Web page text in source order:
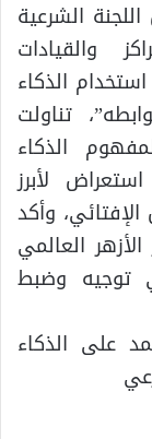
الشرعية
والقيادات
الذكاء
تناولت
الذكاء
لأبرز
وأكد
العالمي
توجيه وضبط
على الذكاء